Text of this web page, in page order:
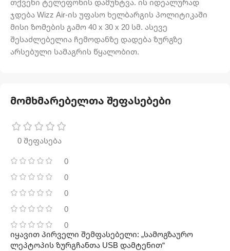
თქვენი ტელეფონის დამუხტვა. ის იდეალურად
ჯდება Wizz Air-ის უფასო ხელბარგის პოლიტიკაში
მისი ზომების გამო 40 x 30 x 20 სმ. ასევე
შესაძლებელია ჩემოდანზე დადება ზურგზე
არსებული სამაგრის წყალობით.
მომხმარებელთა შეფასებები
0 შეფასება
0
0
0
0
0
იყავით პირველი შემფასებელი: „სამოგზაურო
ლეპტოპის ზურგჩანთა USB დამტენით“